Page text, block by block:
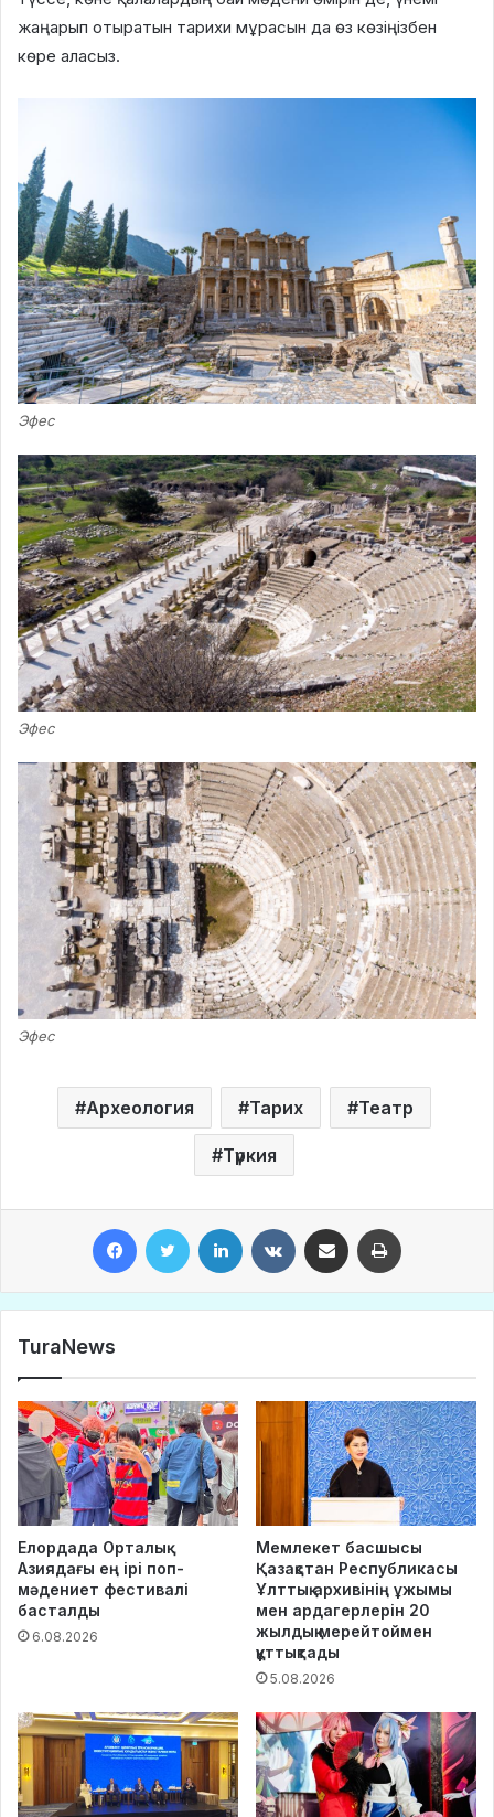
жаңарып отыратын тарихи мұрасын да өз көзіңізбен
көре аласыз.
Эфес
Эфес
Эфес
Археология Тарих Театр
Түркия
TuraNews
Елордада Орталық
Азиядағы ең ірі поп-
мәдениет фестивалі
басталды
6.08.2026
Мемлекет басшысы
Қазақстан Республикасы
Ұлттық архивінің ұжымы
мен ардагерлерін 20
жылдық мерейтоймен
құттықтады
5.08.2026